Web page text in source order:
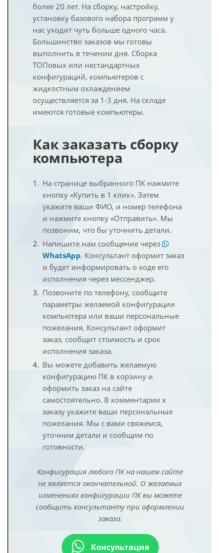
более 20 лет. На сборку, настройку,
установку базового набора программ у
нас уходит чуть больше одного часа.
Большинство заказов мы готовы
выполнить в течении дня. Сборка
ТОПовых или нестандартных
конфигураций, компьютеров с
жидкостным охлаждением
осуществляется за 1-3 дня. На складе
имеются готовые компьютеры.
Как заказать сборку
компьютера
На странице выбранного ПК нажмите
кнопку «Купить в 1 клик». Затем
укажите ваши ФИО, и номер телефона
и нажмите кнопку «Отправить». Мы
позвоним, что бы уточнить детали.
Напишите нам сообщение через
WhatsApp. Консультант оформит заказ
и будет информировать о ходе его
исполнения через мессенджер.
Позвоните по телефону, сообщите
параметры желаемой конфигурации
компьютера или ваши персональные
пожелания. Консультант оформит
заказ, сообщит стоимость и срок
исполнения заказа.
Вы можете добавить желаемую
конфигурацию ПК в корзину и
оформить заказ на сайте
самостоятельно. В комментарии к
заказу укажите ваши персональные
пожелания. Мы с вами свяжемся,
уточним детали и сообщим по
готовности.
Конфигурация любого ПК на нашем сайте
не является окончательной. О желаемых
изменениях конфигурации ПК вы можете
сообщить консультанту при оформлении
заказа.
Консультация